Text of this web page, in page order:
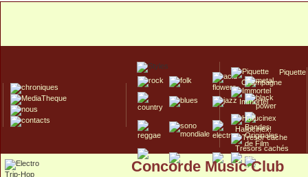
Piquette
Champagne
Immortel
Hallucinex!
Trésors cachés
Culte/Collector
Trip-Hop
Concorde Music Club